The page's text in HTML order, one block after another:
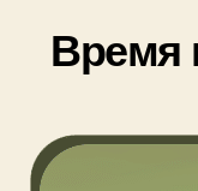
Время